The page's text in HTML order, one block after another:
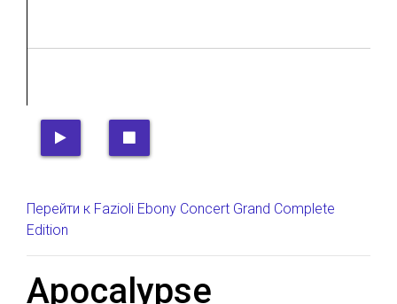
Перейти к Fazioli Ebony Concert Grand Complete
Edition
Apocalypse